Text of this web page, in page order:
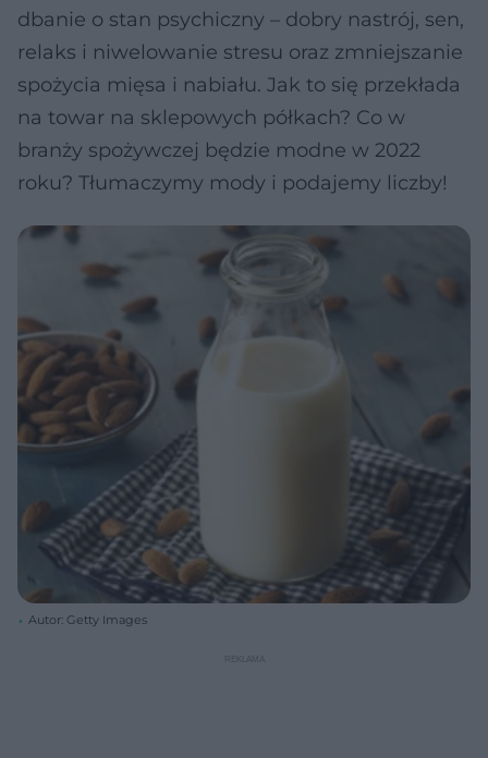
dbanie o stan psychiczny – dobry nastrój, sen,
relaks i niwelowanie stresu oraz zmniejszanie
spożycia mięsa i nabiału. Jak to się przekłada
na towar na sklepowych półkach? Co w
branży spożywczej będzie modne w 2022
roku? Tłumaczymy mody i podajemy liczby!
Autor: Getty Images